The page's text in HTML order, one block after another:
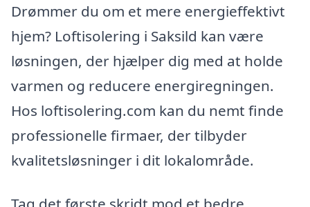
Drømmer du om et mere energieffektivt
hjem? Loftisolering i Saksild kan være
løsningen, der hjælper dig med at holde
varmen og reducere energiregningen.
Hos loftisolering.com kan du nemt finde
professionelle firmaer, der tilbyder
kvalitetsløsninger i dit lokalområde.